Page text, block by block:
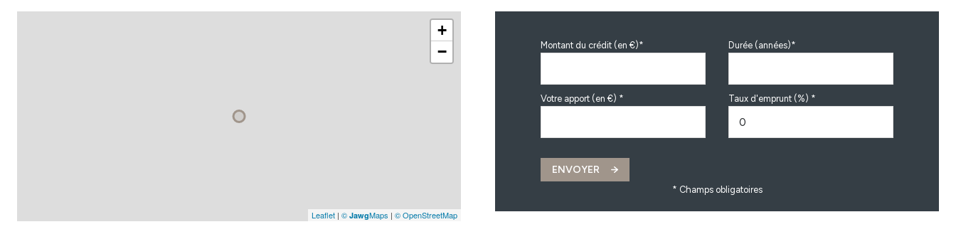
+
−
Leaflet | © JawgMaps | © OpenStreetMap
Montant du crédit (en €)* Durée (années)*
Votre apport (en €) * Taux d'emprunt (%) *
ENVOYER
* Champs obligatoires